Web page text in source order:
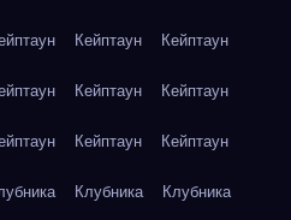
Кейптаун Кейптаун
Кейптаун Кейптаун
Кейптаун Кейптаун
Клубника Клубника